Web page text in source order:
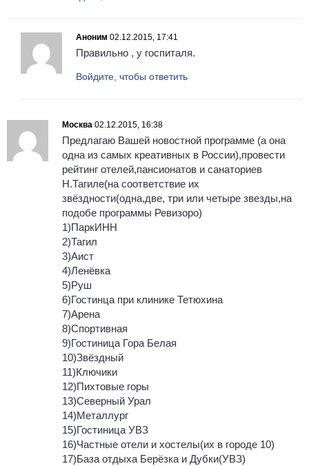
Аноним 02.12.2015, 17:41
Правильно , у госпиталя.
Войдите, чтобы ответить
Москва 02.12.2015, 16:38
Предлагаю Вашей новостной программе (а она
одна из самых креативных в России),провести
рейтинг отелей,пансионатов и санаториев
Н.Тагиле(на соответствие их
звёздности(одна,две, три или четыре звезды,на
подобе программы Ревизоро)
1)ПаркИНН
2)Тагил
3)Аист
4)Ленёвка
5)Руш
6)Гостинца при клинике Тетюхина
7)Арена
8)Спортивная
9)Гостиница Гора Белая
10)Звёздный
11)Ключики
12)Пихтовые горы
13)Северный Урал
14)Металлург
15)Гостиница УВЗ
16)Частные отели и хостелы(их в городе 10)
17)База отдыха Берёзка и Дубки(УВЗ)